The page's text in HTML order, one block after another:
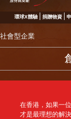
環球X體驗 捐贈物資
社會型企業
在香港，如果一
才是最理想的解